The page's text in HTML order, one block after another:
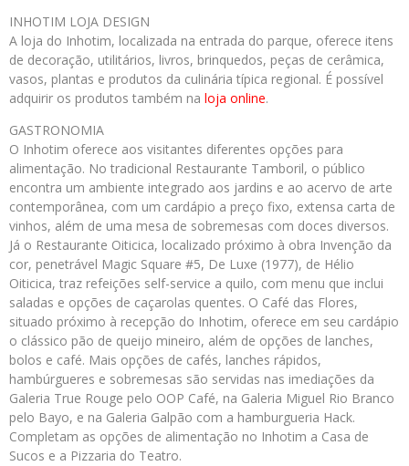
INHOTIM LOJA DESIGN
A loja do Inhotim, localizada na entrada do parque, oferece itens
de decoração, utilitários, livros, brinquedos, peças de cerâmica,
vasos, plantas e produtos da culinária típica regional. É possível
adquirir os produtos também na loja online.
GASTRONOMIA
O Inhotim oferece aos visitantes diferentes opções para
alimentação. No tradicional Restaurante Tamboril, o público
encontra um ambiente integrado aos jardins e ao acervo de arte
contemporânea, com um cardápio a preço fixo, extensa carta de
vinhos, além de uma mesa de sobremesas com doces diversos.
Já o Restaurante Oiticica, localizado próximo à obra Invenção da
cor, penetrável Magic Square #5, De Luxe (1977), de Hélio
Oiticica, traz refeições self-service a quilo, com menu que inclui
saladas e opções de caçarolas quentes. O Café das Flores,
situado próximo à recepção do Inhotim, oferece em seu cardápio
o clássico pão de queijo mineiro, além de opções de lanches,
bolos e café. Mais opções de cafés, lanches rápidos,
hambúrgueres e sobremesas são servidas nas imediações da
Galeria True Rouge pelo OOP Café, na Galeria Miguel Rio Branco
pelo Bayo, e na Galeria Galpão com a hamburgueria Hack.
Completam as opções de alimentação no Inhotim a Casa de
Sucos e a Pizzaria do Teatro.